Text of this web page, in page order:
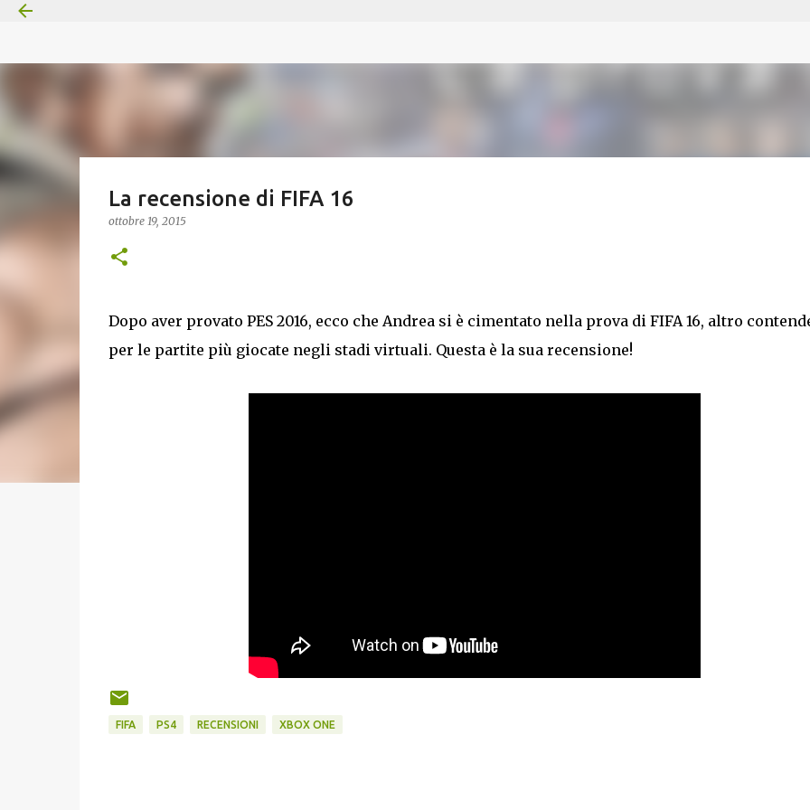
La recensione di FIFA 16
ottobre 19, 2015
Dopo aver provato PES 2016, ecco che Andrea si è cimentato nella prova di FIFA 16, altro
per le partite più giocate negli stadi virtuali. Questa è la sua recensione!
FIFA PS4 RECENSIONI XBOX ONE